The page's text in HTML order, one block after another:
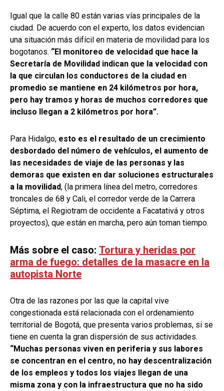
Igual que la calle 80 están varias vías principales de la
ciudad. De acuerdo con el experto, los datos evidencian
una situación más difícil en materia de movilidad para los
bogotanos. “El monitoreo de velocidad que hace la
Secretaría de Movilidad indican que la velocidad con
la que circulan los conductores de la ciudad en
promedio se mantiene en 24 kilómetros por hora,
pero hay tramos y horas de muchos corredores que
incluso llegan a 2 kilómetros por hora”.
Para Hidalgo, esto es el resultado de un crecimiento
desbordado del número de vehículos, el aumento de
las necesidades de viaje de las personas y las
demoras que existen en dar soluciones estructurales
a la movilidad, (la primera línea del metro, corredores
troncales de 68 y Cali, el corredor verde de la Carrera
Séptima, el Regiotram de occidente a Facatativá y otros
proyectos), que están en marcha, pero aún toman tiempo.
Más sobre el caso: Tortura y heridas por
arma de fuego: detalles de la masacre en la
autopista Norte
Otra de las razones por las que la capital vive
congestionada está relacionada con el ordenamiento
territorial de Bogotá, que presenta varios problemas, si se
tiene en cuenta la gran dispersión de sus actividades.
“Muchas personas viven en periferia y sus labores
se concentran en el centro, no hay descentralización
de los empleos y todos los viajes llegan de una
misma zona y con la infraestructura que no ha sido